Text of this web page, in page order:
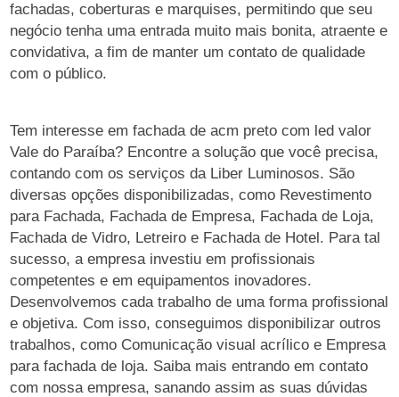
fachadas, coberturas e marquises, permitindo que seu
negócio tenha uma entrada muito mais bonita, atraente e
convidativa, a fim de manter um contato de qualidade
com o público.
Tem interesse em fachada de acm preto com led valor
Vale do Paraíba? Encontre a solução que você precisa,
contando com os serviços da Liber Luminosos. São
diversas opções disponibilizadas, como Revestimento
para Fachada, Fachada de Empresa, Fachada de Loja,
Fachada de Vidro, Letreiro e Fachada de Hotel. Para tal
sucesso, a empresa investiu em profissionais
competentes e em equipamentos inovadores.
Desenvolvemos cada trabalho de uma forma profissional
e objetiva. Com isso, conseguimos disponibilizar outros
trabalhos, como Comunicação visual acrílico e Empresa
para fachada de loja. Saiba mais entrando em contato
com nossa empresa, sanando assim as suas dúvidas